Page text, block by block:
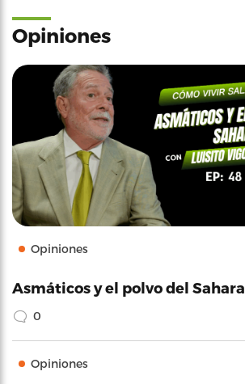
Opiniones
Opiniones
Asmáticos y el polvo del Sahara
0
Opiniones